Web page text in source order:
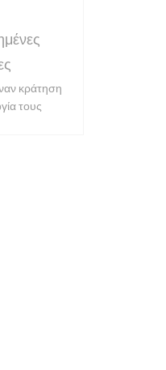
κράτηση
τους